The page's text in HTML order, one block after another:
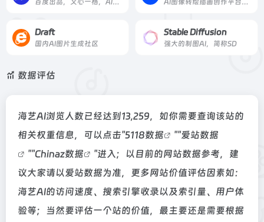
百度出品，文心一格，AI艺术和创意辅助平台，依托飞桨、文心大模型的技术创新推出的“AI作画”产品，可轻松驾驭多种风格，人人皆可“一语成画” AI图像转绘插画创作平台、上传图片生成多张图片，图片风格转换
Draft
国内AI图片生成社区
Stable Diffusion
强大的制图AI，简称SD
数据评估
海艺AI浏览人数已经达到13,259，如你需要查询该站的
相关权重信息，可以点击"5118数据 ""爱站数据
""Chinaz数据
"进入；以目前的网站数据参考，建
议大家请以爱站数据为准，更多网站价值评估因素如：
海艺AI的访问速度、搜索引擎收录以及索引量、用户体
验等；当然要评估一个站的价值，最主要还是需要根据